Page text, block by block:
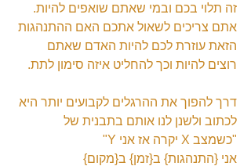
זה תלוי בכם ובמי שאתם שואפים להיות.
אתם צריכים לשאול אתכם האם ההתנהגות
הזאת עוזרת לכם להיות האדם שאתם
רוצים להיות וכך להחליט איזה סימון לתת.
דרך להפוך את ההרגלים לקבועים יותר היא
לכתוב ולשנן לנו אותם בתבנית של
"כשמצב X יקרה אז אני Y"
אני {התנהגות} ב{זמן} ב{מקום}